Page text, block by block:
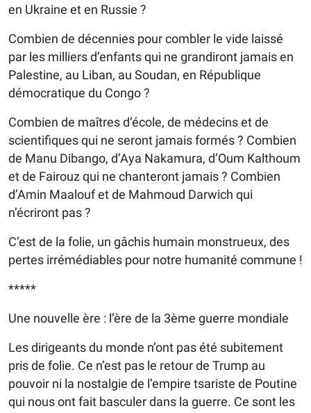
en Ukraine et en Russie ?
Combien de décennies pour combler le vide laissé
par les milliers d’enfants qui ne grandiront jamais en
Palestine, au Liban, au Soudan, en République
démocratique du Congo ?
Combien de maîtres d’école, de médecins et de
scientifiques qui ne seront jamais formés ? Combien
de Manu Dibango, d’Aya Nakamura, d’Oum Kalthoum
et de Fairouz qui ne chanteront jamais ? Combien
d’Amin Maalouf et de Mahmoud Darwich qui
n’écriront pas ?
C’est de la folie, un gâchis humain monstrueux, des
pertes irrémédiables pour notre humanité commune !
*****
Une nouvelle ère : l’ère de la 3ème guerre mondiale
Les dirigeants du monde n’ont pas été subitement
pris de folie. Ce n’est pas le retour de Trump au
pouvoir ni la nostalgie de l’empire tsariste de Poutine
qui nous ont fait basculer dans la guerre. Ce sont les